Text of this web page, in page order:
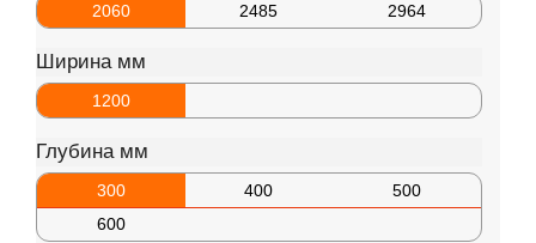
2060 2485 2964
Ширина мм
1200
Глубина мм
300 400
500
600